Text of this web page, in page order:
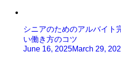
シニアのためのアルバイト
い働き方のコツ
June 16, 2025March 29,